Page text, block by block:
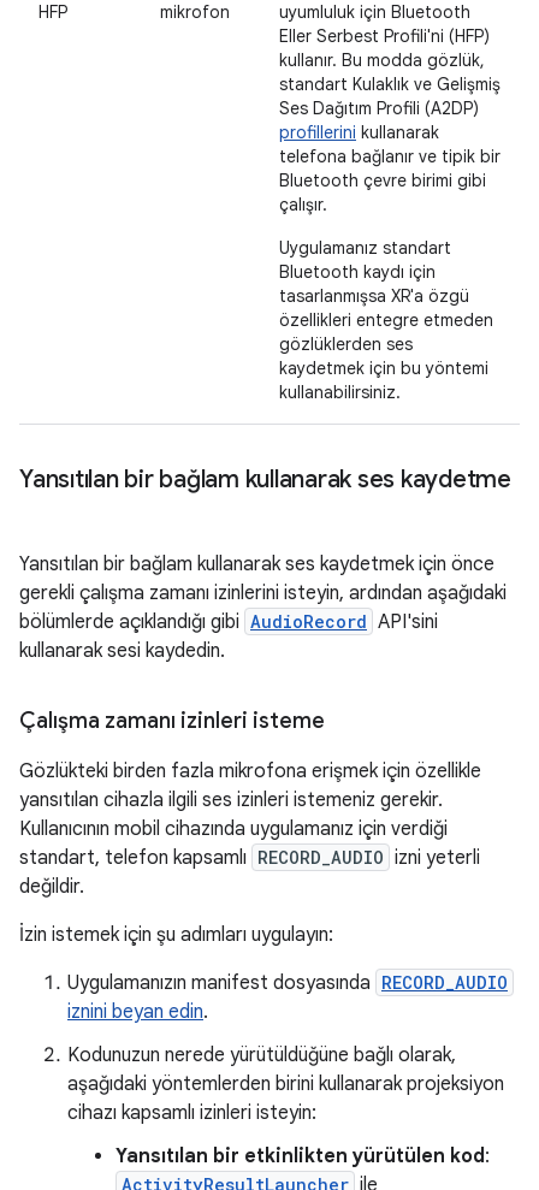
HFP
mikrofon
uyumluluk için Bluetooth
Eller Serbest Profili'ni (HFP)
kullanır. Bu modda gözlük,
standart Kulaklık ve Gelişmiş
Ses Dağıtım Profili (A2DP)
profillerini kullanarak
telefona bağlanır ve tipik bir
Bluetooth çevre birimi gibi
çalışır.
Uygulamanız standart
Bluetooth kaydı için
tasarlanmışsa XR'a özgü
özellikleri entegre etmeden
gözlüklerden ses
kaydetmek için bu yöntemi
kullanabilirsiniz.
Yansıtılan bir bağlam kullanarak ses kaydetme
Yansıtılan bir bağlam kullanarak ses kaydetmek için önce
gerekli çalışma zamanı izinlerini isteyin, ardından aşağıdaki
bölümlerde açıklandığı gibi AudioRecord API'sini
kullanarak sesi kaydedin.
Çalışma zamanı izinleri isteme
Gözlükteki birden fazla mikrofona erişmek için özellikle
yansıtılan cihazla ilgili ses izinleri istemeniz gerekir.
Kullanıcının mobil cihazında uygulamanız için verdiği
standart, telefon kapsamlı RECORD_AUDIO izni yeterli
değildir.
İzin istemek için şu adımları uygulayın:
Uygulamanızın manifest dosyasında RECORD_AUDIO
iznini beyan edin.
Kodunuzun nerede yürütüldüğüne bağlı olarak,
aşağıdaki yöntemlerden birini kullanarak projeksiyon
cihazı kapsamlı izinleri isteyin:
Yansıtılan bir etkinlikten yürütülen kod:
ActivityResultLauncher ile